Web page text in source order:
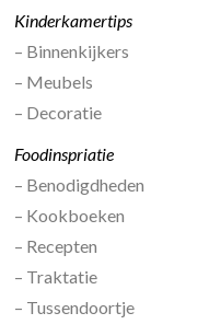
Kinderkamertips
– Binnenkijkers
– Meubels
– Decoratie
Foodinspriatie
– Benodigdheden
– Kookboeken
– Recepten
– Traktatie
– Tussendoortje